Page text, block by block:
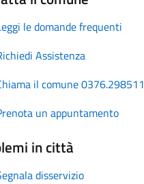
le domande frequenti
Assistenza
il comune 0376.298511
un appuntamento
in città
disservizio